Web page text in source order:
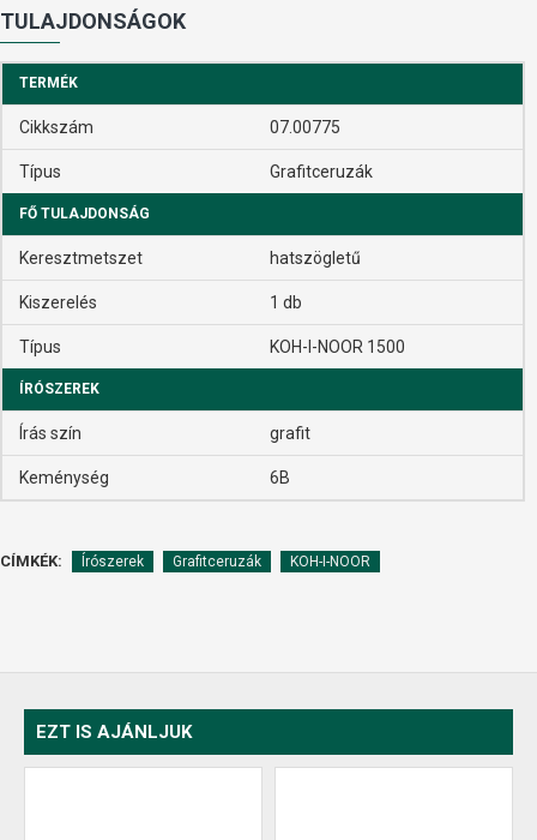
TULAJDONSÁGOK
TERMÉK
Cikkszám 07.00775
Típus Grafitceruzák
FŐ TULAJDONSÁG
Keresztmetszet hatszögletű
Kiszerelés 1 db
Típus KOH-I-NOOR 1500
ÍRÓSZEREK
Írás szín grafit
Keménység 6B
CÍMKÉK: Írószerek Grafitceruzák KOH-I-NOOR
EZT IS AJÁNLJUK